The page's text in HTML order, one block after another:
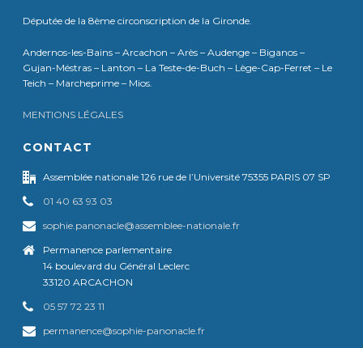
Députée de la 8ème circonscription de la Gironde.
Andernos-les-Bains – Arcachon – Arès – Audenge – Biganos –
Gujan-Méstras – Lanton – La Teste-de-Buch – Lège-Cap-Ferret – Le
Teich – Marcheprime – Mios.
MENTIONS LÉGALES
CONTACT
Assemblée nationale 126 rue de l’Université 75355 PARIS 07 SP
01 40 63 93 03
sophie.panonacle@assemblee-nationale.fr
Permanence parlementaire
14 boulevard du Général Leclerc
33120 ARCACHON
05 57 72 23 11
permanence@sophie-panonacle.fr